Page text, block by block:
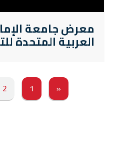
معرض جامعة
العربية المتحدة
«
1
2